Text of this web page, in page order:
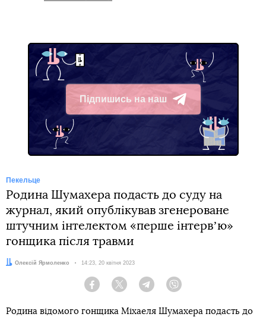
Підпишись на наш
Telegram
Пекельце
Родина Шумахера подасть до суду на
журнал, який опублікував згенероване
штучним інтелектом «перше інтервʼю»
гонщика після травми
Автор:
Олексій Ярмоленко Дата:
14:23, 20 квітня 2023
Facebook Twitter Telegram
Родина відомого гонщика Міхаеля Шумахера подасть до